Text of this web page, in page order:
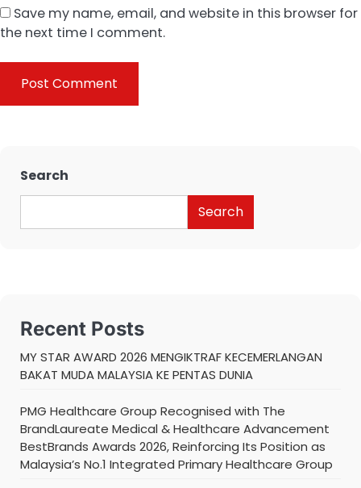
Save my name, email, and website in this browser for
the next time I comment.
Search
Search
Recent Posts
MY STAR AWARD 2026 MENGIKTRAF KECEMERLANGAN
BAKAT MUDA MALAYSIA KE PENTAS DUNIA
PMG Healthcare Group Recognised with The
BrandLaureate Medical & Healthcare Advancement
BestBrands Awards 2026, Reinforcing Its Position as
Malaysia’s No.1 Integrated Primary Healthcare Group